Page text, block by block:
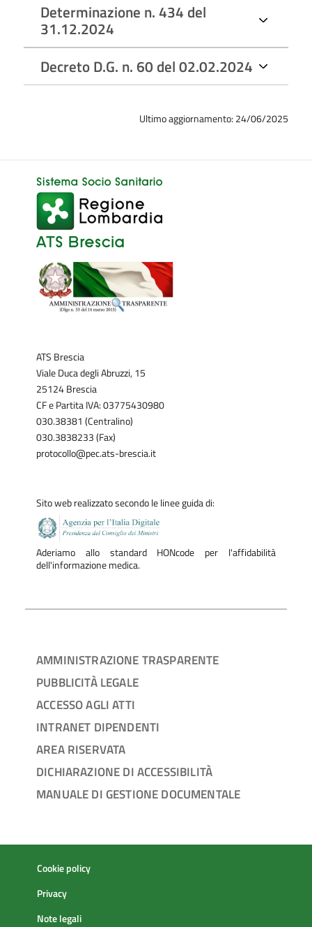
Determinazione n. 434 del
31.12.2024
Decreto D.G. n. 60 del 02.02.2024
Ultimo aggiornamento: 24/06/2025
ATS Brescia
Viale Duca degli Abruzzi, 15
25124 Brescia
CF e Partita IVA: 03775430980
030.38381 (Centralino)
030.3838233 (Fax)
protocollo@pec.ats-brescia.it
Sito web realizzato secondo le linee guida di:
Aderiamo allo standard HONcode per l'affidabilità
dell'informazione medica.
AMMINISTRAZIONE TRASPARENTE
PUBBLICITÀ LEGALE
ACCESSO AGLI ATTI
INTRANET DIPENDENTI
AREA RISERVATA
DICHIARAZIONE DI ACCESSIBILITÀ
MANUALE DI GESTIONE DOCUMENTALE
Cookie policy
Privacy
Note legali